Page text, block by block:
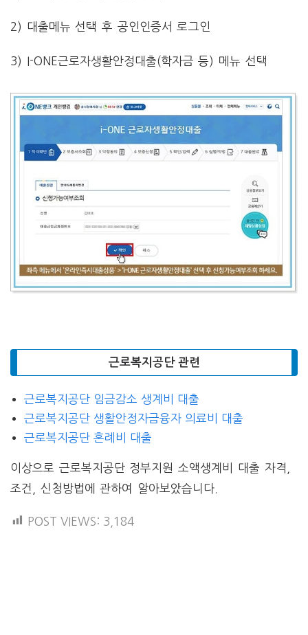
2) 대출메뉴 선택 후 공인인증서 로그인
3) I-ONE근로자생활안정대출(학자금 등) 메뉴 선택
근로복지공단 관련
근로복지공단 임금감소 생계비 대출
근로복지공단 생활안정자금융자 의료비 대출
근로복지공단 혼례비 대출
이상으로 근로복지공단 정부지원 소액생계비 대출 자격,
조건, 신청방법에 관하여 알아보았습니다.
POST VIEWS: 3,184